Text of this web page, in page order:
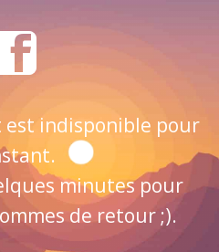
indisponible pour
minutes pour
de retour ;).